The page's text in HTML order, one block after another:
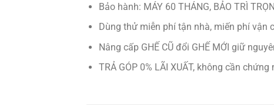
Bảo hành: MÁY 60 THÁNG, BẢO TRÌ
Dùng thử miễn phí tận nhà, miến phí vận
Nâng cấp GHẾ CŨ đổi GHẾ MỚI giữ
TRẢ GÓP 0% LÃI XUẤT, không cần